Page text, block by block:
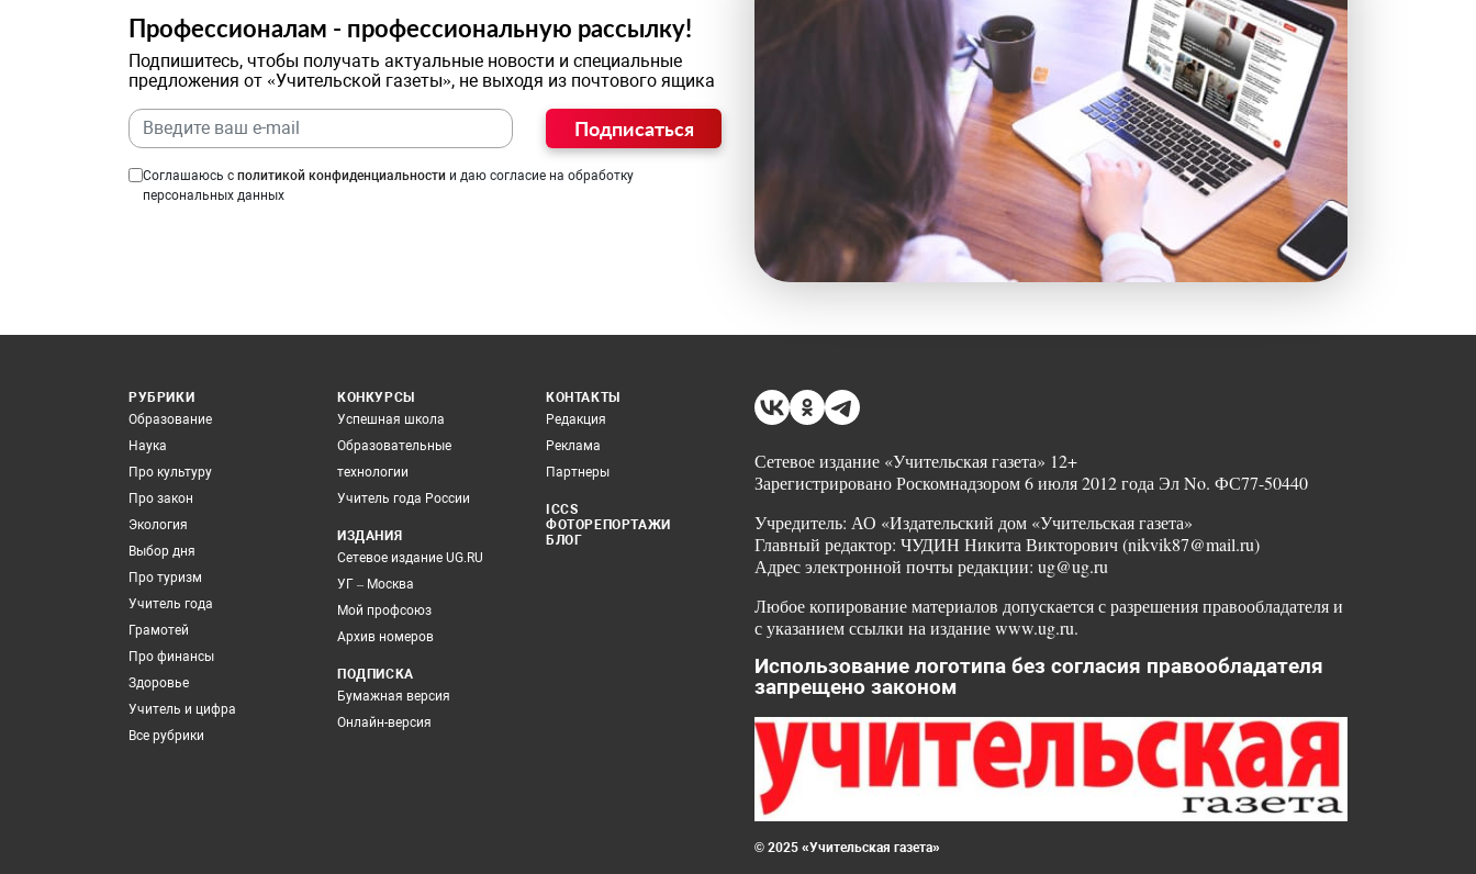
Профессионалам - профессиональную рассылку!
Подпишитесь, чтобы получать актуальные новости и специальные
предложения от «Учительской газеты», не выходя из почтового ящика
Подписаться
Соглашаюсь с политикой конфиденциальности и даю согласие на обработку
персональных данных
РУБРИКИ
Образование
Наука
Про культуру
Про закон
Экология
Выбор дня
Про туризм
Учитель года
Грамотей
Про финансы
Здоровье
Учитель и цифра
Все рубрики
КОНКУРСЫ
Успешная школа
Образовательные
технологии
Учитель года России
ИЗДАНИЯ
Сетевое издание UG.RU
УГ – Москва
Мой профсоюз
Архив номеров
ПОДПИСКА
Бумажная версия
Онлайн-версия
КОНТАКТЫ
Редакция
Реклама
Партнеры
ICCS
ФОТОРЕПОРТАЖИ
БЛОГ
Сетевое издание «Учительская газета» 12+
Зарегистрировано Роскомнадзором 6 июля 2012 года Эл No. ФС77-50440
Учредитель: АО «Издательский дом «Учительская газета»
Главный редактор: ЧУДИН Никита Викторович (nikvik87@mail.ru)
Адрес электронной почты редакции: ug@ug.ru
Любое копирование материалов допускается с разрешения правообладателя и
с указанием ссылки на издание www.ug.ru.
Использование логотипа без согласия правообладателя
запрещено законом
© 2025 «Учительская газета»